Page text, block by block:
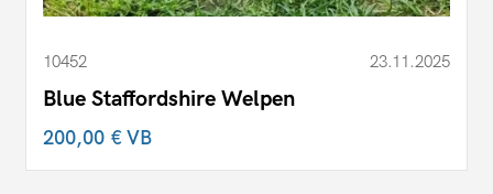
10452 23.11.2025
Blue Staffordshire Welpen
200,00 €VB